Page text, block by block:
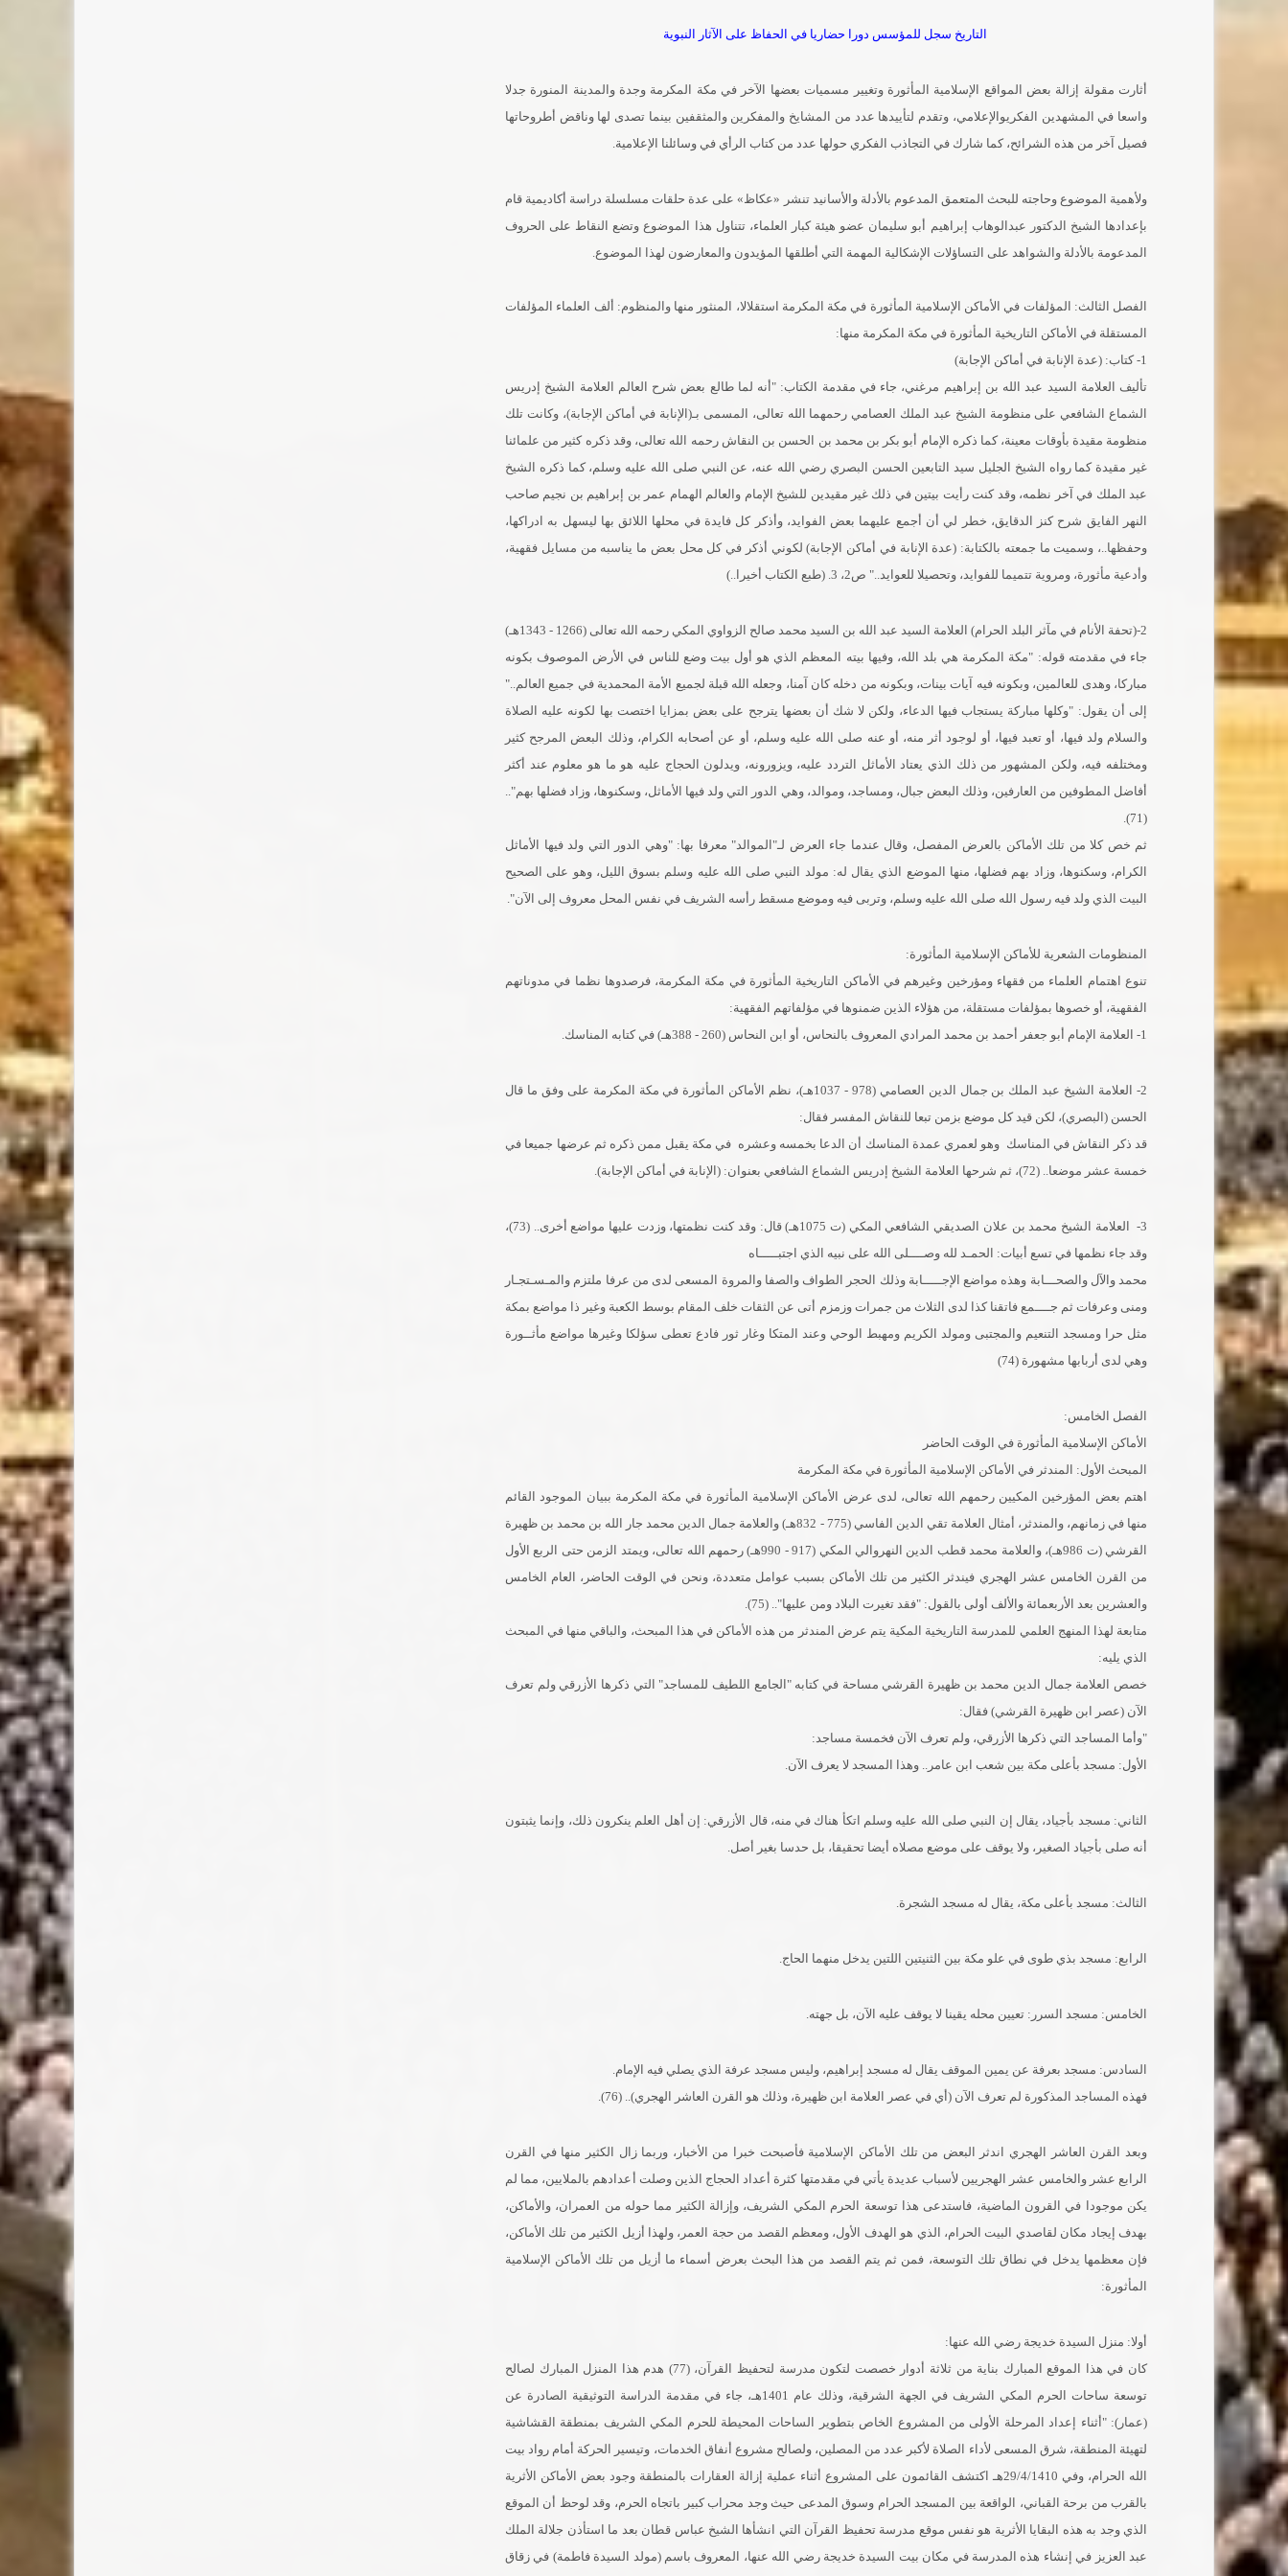
التاريخ سجل للمؤسس دورا حضاريا في الحفاظ على الآثار النبوية
أثارت مقولة إزالة بعض المواقع الإسلامية المأثورة وتغيير مسميات بعضها الآخر في مكة المكرمة وجدة والمدينة المنورة جدلا
واسعا في المشهدين الفكريوالإعلامي، وتقدم لتأييدها عدد من المشايخ والمفكرين والمثقفين بينما تصدى لها وناقض أطروحاتها
فصيل آخر من هذه الشرائح، كما شارك في التجاذب الفكري حولها عدد من كتاب الرأي في وسائلنا الإعلامية.
ولأهمية الموضوع وحاجته للبحث المتعمق المدعوم بالأدلة والأسانيد تنشر «عكاظ» على عدة حلقات مسلسلة دراسة أكاديمية قام
بإعدادها الشيخ الدكتور عبدالوهاب إبراهيم أبو سليمان عضو هيئة كبار العلماء، تتناول هذا الموضوع وتضع النقاط على الحروف
المدعومة بالأدلة والشواهد على التساؤلات الإشكالية المهمة التي أطلقها المؤيدون والمعارضون لهذا الموضوع.
الفصل الثالث: المؤلفات في الأماكن الإسلامية المأثورة في مكة المكرمة استقلالا، المنثور منها والمنظوم: ألف العلماء المؤلفات
المستقلة في الأماكن التاريخية المأثورة في مكة المكرمة منها:
1- كتاب: (عدة الإنابة في أماكن الإجابة)
تأليف العلامة السيد عبد الله بن إبراهيم مرغني، جاء في مقدمة الكتاب: "أنه لما طالع بعض شرح العالم العلامة الشيخ إدريس
الشماع الشافعي على منظومة الشيخ عبد الملك العصامي رحمهما الله تعالى، المسمى بـ(الإنابة في أماكن الإجابة)، وكانت تلك
منظومة مقيدة بأوقات معينة، كما ذكره الإمام أبو بكر بن محمد بن الحسن بن النقاش رحمه الله تعالى، وقد ذكره كثير من علمائنا
غير مقيدة كما رواه الشيخ الجليل سيد التابعين الحسن البصري رضي الله عنه، عن النبي صلى الله عليه وسلم، كما ذكره الشيخ
عبد الملك في آخر نظمه، وقد كنت رأيت بيتين في ذلك غير مقيدين للشيخ الإمام والعالم الهمام عمر بن إبراهيم بن نجيم صاحب
النهر الفايق شرح كنز الدقايق، خطر لي أن أجمع عليهما بعض الفوايد، وأذكر كل فايدة في محلها اللائق بها ليسهل به ادراكها،
وحفظها..، وسميت ما جمعته بالكتابة: (عدة الإنابة في أماكن الإجابة) لكوني أذكر في كل محل بعض ما يناسبه من مسايل فقهية،
وأدعية مأثورة، ومروية تتميما للفوايد، وتحصيلا للعوايد.." ص2، 3. (طبع الكتاب أخيرا..)
2-(تحفة الأنام في مآثر البلد الحرام) العلامة السيد عبد الله بن السيد محمد صالح الزواوي المكي رحمه الله تعالى (1266 - 1343هـ)
جاء في مقدمته قوله: "مكة المكرمة هي بلد الله، وفيها بيته المعظم الذي هو أول بيت وضع للناس في الأرض الموصوف بكونه
مباركا، وهدى للعالمين، وبكونه فيه آيات بينات، وبكونه من دخله كان آمنا، وجعله الله قبلة لجميع الأمة المحمدية في جميع العالم.."
إلى أن يقول: "وكلها مباركة يستجاب فيها الدعاء، ولكن لا شك أن بعضها يترجح على بعض بمزايا اختصت بها لكونه عليه الصلاة
والسلام ولد فيها، أو تعبد فيها، أو لوجود أثر منه، أو عنه صلى الله عليه وسلم، أو عن أصحابه الكرام، وذلك البعض المرجح كثير
ومختلفه فيه، ولكن المشهور من ذلك الذي يعتاد الأماثل التردد عليه، ويزورونه، ويدلون الحجاج عليه هو ما هو معلوم عند أكثر
أفاضل المطوفين من العارفين، وذلك البعض جبال، ومساجد، وموالد، وهي الدور التي ولد فيها الأماثل، وسكنوها، وزاد فضلها بهم"..
(71).
ثم خص كلا من تلك الأماكن بالعرض المفصل، وقال عندما جاء العرض لـ"الموالد" معرفا بها: "وهي الدور التي ولد فيها الأماثل
الكرام، وسكنوها، وزاد بهم فضلها، منها الموضع الذي يقال له: مولد النبي صلى الله عليه وسلم بسوق الليل، وهو على الصحيح
البيت الذي ولد فيه رسول الله صلى الله عليه وسلم، وتربى فيه وموضع مسقط رأسه الشريف في نفس المحل معروف إلى الآن".
المنظومات الشعرية للأماكن الإسلامية المأثورة:
تنوع اهتمام العلماء من فقهاء ومؤرخين وغيرهم في الأماكن التاريخية المأثورة في مكة المكرمة، فرصدوها نظما في مدوناتهم
الفقهية، أو خصوها بمؤلفات مستقلة، من هؤلاء الذين ضمنوها في مؤلفاتهم الفقهية:
1- العلامة الإمام أبو جعفر أحمد بن محمد المرادي المعروف بالنحاس، أو ابن النحاس (260 - 388هـ) في كتابه المناسك.
2- العلامة الشيخ عبد الملك بن جمال الدين العصامي (978 - 1037هـ)، نظم الأماكن المأثورة في مكة المكرمة على وفق ما قال
الحسن (البصري)، لكن قيد كل موضع بزمن تبعا للنقاش المفسر فقال:
قد ذكر النقاش في المناسك وهو لعمري عمدة المناسك أن الدعا بخمسه وعشره في مكة يقبل ممن ذكره ثم عرضها جميعا في
خمسة عشر موضعا.. (72)، ثم شرحها العلامة الشيخ إدريس الشماع الشافعي بعنوان: (الإنابة في أماكن الإجابة).
3- العلامة الشيخ محمد بن علان الصديقي الشافعي المكي (ت 1075هـ) قال: وقد كنت نظمتها، وزدت عليها مواضع أخرى.. (73)،
وقد جاء نظمها في تسع أبيات: الحمـد لله وصــــلى الله على نبيه الذي اجتبـــــاه
محمد والآل والصحـــابة وهذه مواضع الإجـــــابة وذلك الحجر الطواف والصفا والمروة المسعى لدى من عرفا ملتزم والمـسـتجـار
ومنى وعرفات ثم جــــمع فاتقنا كذا لدى الثلاث من جمرات وزمزم أتى عن الثقات خلف المقام بوسط الكعبة وغير ذا مواضع بمكة
مثل حرا ومسجد التنعيم والمجتبى ومولد الكريم ومهبط الوحي وعند المتكا وغار ثور فادع تعطى سؤلكا وغيرها مواضع مأثــورة
وهي لدى أربابها مشهورة (74)
الفصل الخامس:
الأماكن الإسلامية المأثورة في الوقت الحاضر
المبحث الأول: المندثر في الأماكن الإسلامية المأثورة في مكة المكرمة
اهتم بعض المؤرخين المكيين رحمهم الله تعالى، لدى عرض الأماكن الإسلامية المأثورة في مكة المكرمة ببيان الموجود القائم
منها في زمانهم، والمندثر، أمثال العلامة تقي الدين الفاسي (775 - 832هـ) والعلامة جمال الدين محمد جار الله بن محمد بن ظهيرة
القرشي (ت 986هـ)، والعلامة محمد قطب الدين النهروالي المكي (917 - 990هـ) رحمهم الله تعالى، ويمتد الزمن حتى الربع الأول
من القرن الخامس عشر الهجري فيندثر الكثير من تلك الأماكن بسبب عوامل متعددة، ونحن في الوقت الحاضر، العام الخامس
والعشرين بعد الأربعمائة والألف أولى بالقول: "فقد تغيرت البلاد ومن عليها".. (75).
متابعة لهذا المنهج العلمي للمدرسة التاريخية المكية يتم عرض المندثر من هذه الأماكن في هذا المبحث، والباقي منها في المبحث
الذي يليه:
خصص العلامة جمال الدين محمد بن ظهيرة القرشي مساحة في كتابه "الجامع اللطيف للمساجد" التي ذكرها الأزرقي ولم تعرف
الآن (عصر ابن ظهيرة القرشي) فقال:
"وأما المساجد التي ذكرها الأزرقي، ولم تعرف الآن فخمسة مساجد:
الأول: مسجد بأعلى مكة بين شعب ابن عامر.. وهذا المسجد لا يعرف الآن.
الثاني: مسجد بأجياد، يقال إن النبي صلى الله عليه وسلم اتكأ هناك في منه، قال الأزرقي: إن أهل العلم ينكرون ذلك، وإنما يثبتون
أنه صلى بأجياد الصغير، ولا يوقف على موضع مصلاه أيضا تحقيقا، بل حدسا بغير أصل.
الثالث: مسجد بأعلى مكة، يقال له مسجد الشجرة.
الرابع: مسجد بذي طوى في علو مكة بين الثنيتين اللتين يدخل منهما الحاج.
الخامس: مسجد السرر: تعيين محله يقينا لا يوقف عليه الآن، بل جهته.
السادس: مسجد بعرفة عن يمين الموقف يقال له مسجد إبراهيم، وليس مسجد عرفة الذي يصلي فيه الإمام.
فهذه المساجد المذكورة لم تعرف الآن (أي في عصر العلامة ابن ظهيرة، وذلك هو القرن العاشر الهجري).. (76).
وبعد القرن العاشر الهجري اندثر البعض من تلك الأماكن الإسلامية فأصبحت خبرا من الأخبار، وربما زال الكثير منها في القرن
الرابع عشر والخامس عشر الهجريين لأسباب عديدة يأتي في مقدمتها كثرة أعداد الحجاج الذين وصلت أعدادهم بالملايين، مما لم
يكن موجودا في القرون الماضية، فاستدعى هذا توسعة الحرم المكي الشريف، وإزالة الكثير مما حوله من العمران، والأماكن،
بهدف إيجاد مكان لقاصدي البيت الحرام، الذي هو الهدف الأول، ومعظم القصد من حجة العمر، ولهذا أزيل الكثير من تلك الأماكن،
فإن معظمها يدخل في نطاق تلك التوسعة، فمن ثم يتم القصد من هذا البحث بعرض أسماء ما أزيل من تلك الأماكن الإسلامية
المأثورة:
أولا: منزل السيدة خديجة رضي الله عنها:
كان في هذا الموقع المبارك بناية من ثلاثة أدوار خصصت لتكون مدرسة لتحفيظ القرآن، (77) هدم هذا المنزل المبارك لصالح
توسعة ساحات الحرم المكي الشريف في الجهة الشرقية، وذلك عام 1401هـ، جاء في مقدمة الدراسة التوثيقية الصادرة عن
(عمار): "أثناء إعداد المرحلة الأولى من المشروع الخاص بتطوير الساحات المحيطة للحرم المكي الشريف بمنطقة القشاشية
لتهيئة المنطقة، شرق المسعى لأداء الصلاة لأكبر عدد من المصلين، ولصالح مشروع أنفاق الخدمات، وتيسير الحركة أمام رواد بيت
الله الحرام، وفي 29/4/1410هـ اكتشف القائمون على المشروع أثناء عملية إزالة العقارات بالمنطقة وجود بعض الأماكن الأثرية
بالقرب من برحة القباني، الواقعة بين المسجد الحرام وسوق المدعى حيث وجد محراب كبير باتجاه الحرم، وقد لوحظ أن الموقع
الذي وجد به هذه البقايا الأثرية هو نفس موقع مدرسة تحفيظ القرآن التي انشأها الشيخ عباس قطان بعد ما استأذن جلالة الملك
عبد العزيز في إنشاء هذه المدرسة في مكان بيت السيدة خديجة رضي الله عنها، المعروف باسم (مولد السيدة فاطمة) في زقاق